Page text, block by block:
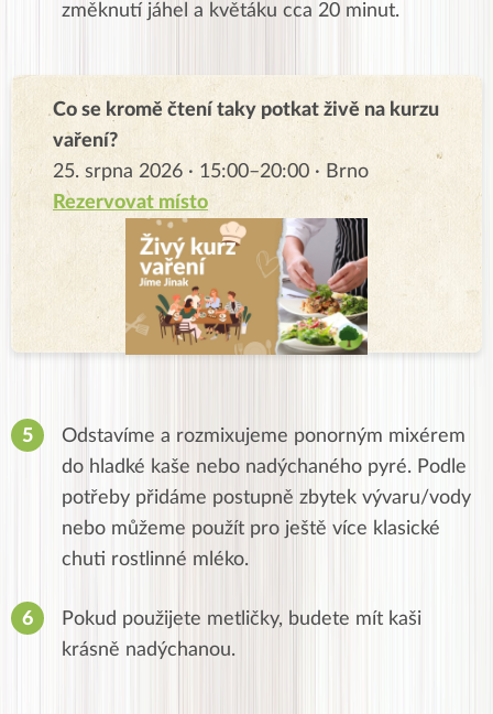
změknutí jáhel a květáku cca 20 minut.
Co se kromě čtení taky potkat živě na kurzu
vaření?
25. srpna 2026 · 15:00–20:00 · Brno
Rezervovat místo
Odstavíme a rozmixujeme ponorným mixérem
do hladké kaše nebo nadýchaného pyré. Podle
potřeby přidáme postupně zbytek vývaru/vody
nebo můžeme použít pro ještě více klasické
chuti rostlinné mléko.
Pokud použijete metličky, budete mít kaši
krásně nadýchanou.